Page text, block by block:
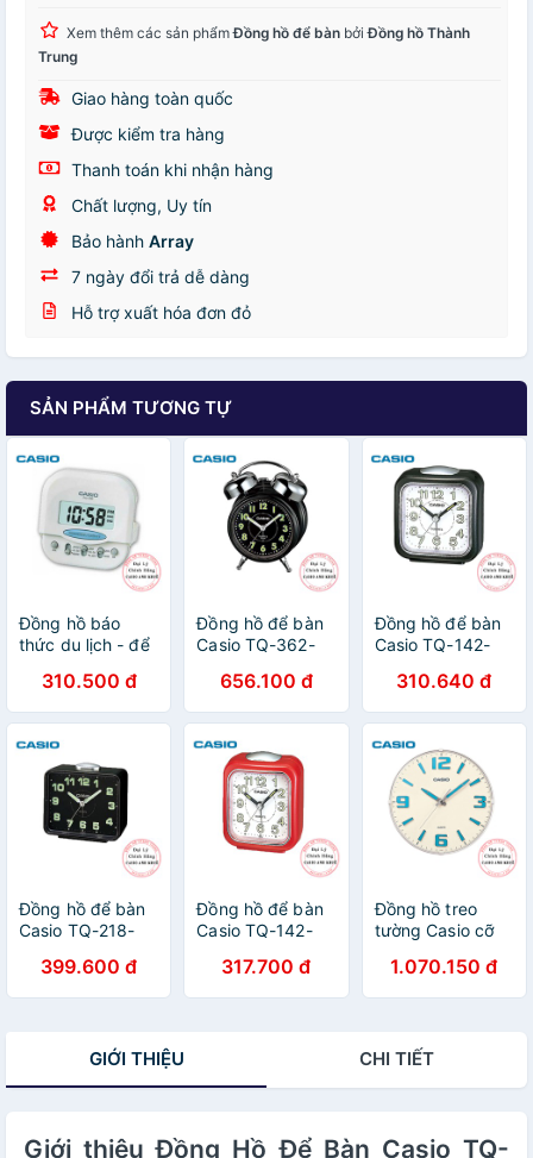
Xem thêm các sản phẩmĐồng hồ để bàn bởiĐồng hồ Thành
Trung
Giao hàng toàn quốc
Được kiểm tra hàng
Thanh toán khi nhận hàng
Chất lượng, Uy tín
Bảo hành Array
7 ngày đổi trả dễ dàng
Hỗ trợ xuất hóa đơn đỏ
SẢN PHẨM TƯƠNG TỰ
Đồng hồ báo
thức du lịch - để
PQ-30B-7DF
màu trắng
6X6cm
310.500 đ
Đồng hồ để bàn
Casio TQ-362-
chuông báo
thức, dạ quang (
13.6×10.6×6 cm
)
656.100 đ
Đồng hồ để bàn
Casio TQ-142-
dạ quang (
7.7×7.2×4.9 cm )
310.640 đ
Đồng hồ để bàn
Casio TQ-218-
quang cỡ to
399.600 đ
Đồng hồ để bàn
Casio TQ-142-
dạ quang
(7.7×7.2×4.9 cm)
317.700 đ
Đồng hồ treo
tường Casio cỡ
dạ quang
1.070.150 đ
GIỚI THIỆU CHI TIẾT
Giới thiệu Đồng Hồ Để Bàn Casio TQ-